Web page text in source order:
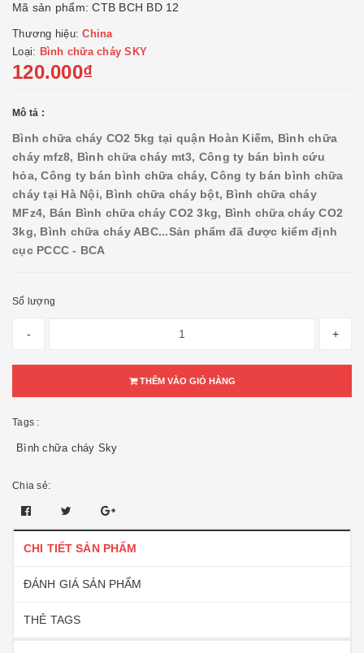
Mã sản phẩm:CTB BCH BD 12
Thương hiệu:China
Loại: Bình chữa cháy SKY
120.000₫
Mô tả :
Bình chữa cháy CO2 5kg tại quận Hoàn Kiếm, Bình chữa
cháy mfz8, Bình chữa cháy mt3, Công ty bán bình cứu
hỏa, Công ty bán bình chữa cháy, Công ty bán bình chữa
cháy tại Hà Nội, Bình chữa cháy bột, Bình chữa cháy
MFz4, Bán Bình chữa cháy CO2 3kg, Bình chữa cháy CO2
3kg, Bình chữa cháy ABC...Sản phẩm đã được kiểm định
cục PCCC - BCA
Số lượng
- +
THÊM VÀO GIỎ HÀNG
Tags :
Bình chữa cháy Sky
Chia sẻ:
CHI TIẾT SẢN PHẨM
ĐÁNH GIÁ SẢN PHẨM
THẺ TAGS